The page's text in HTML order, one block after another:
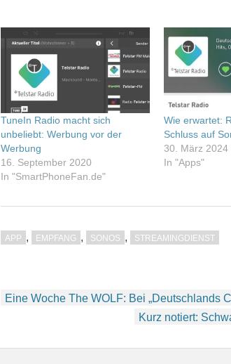
TuneIn Radio macht sich
unbeliebt: Werbung vor der
Werbung
16. September 2020
In "SmartPhoneFan.de"
Wie erwartet:
Schluss auf
30. März 2024
In "Apps"
APP , EMPFANG , SONOS , STREAMINGDIENST
Beitragsnavigation
Eine Woche The WOLF: Bei „Deutschlands
Kurz notiert: